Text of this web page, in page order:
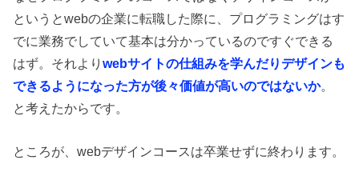
というとwebの企業に転職した際に、プログラミングはす
でに業務でしていて基本は分かっているのですぐできる
はず。それよりwebサイトの仕組みを学んだりデザインも
できるようになった方が後々価値が高いのではないか。
と考えたからです。
ところが、webデザインコースは卒業せずに終わります。